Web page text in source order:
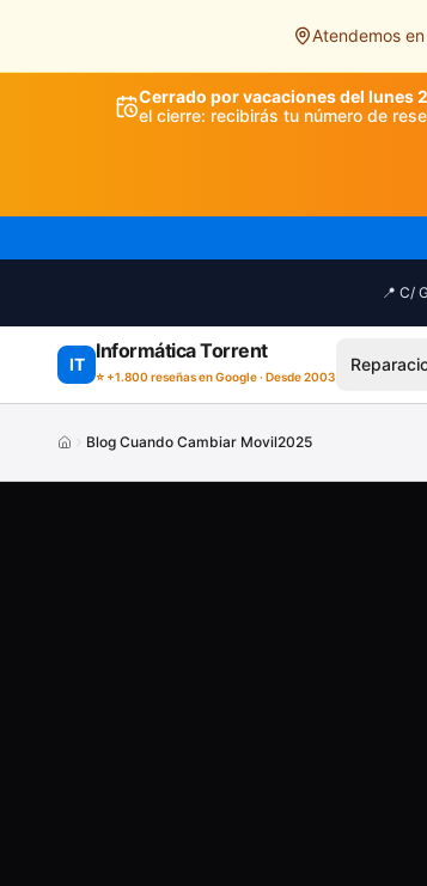
Atendemos
Cerrado por vacaciones del lunes
el cierre: recibirás tu número de
📍 C/
IT
Informática Torrent
⭐ +1.800 reseñas en Google · Desde 2003
Blog Cuando Cambiar Movil2025